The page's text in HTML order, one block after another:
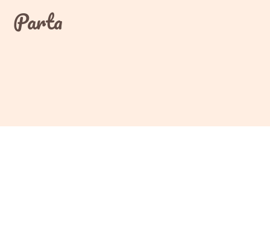
contentParta